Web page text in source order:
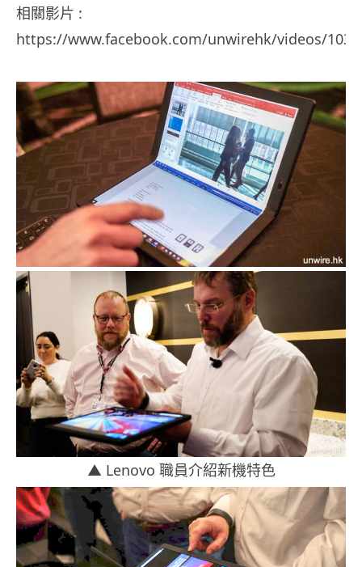
相關影片 :
https://www.facebook.com/unwirehk/videos/
▲ Lenovo 職員介紹新機特色